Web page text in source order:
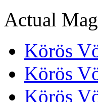
Actual
Körös
Körös
Körös